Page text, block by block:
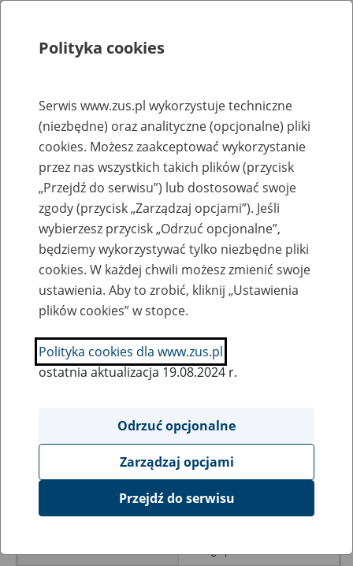
Rejestry, ewidencje i archiwa
Baza zlikwidowanych lub
przekształconych zakładów pracy
Nazwa zakładu pracy:
SZUKAJ
Ukryj wszystkie pozycje bazy
Przedsiębiorstwo Budowy Tras
Polityka cookies
Serwis www.zus.pl wykorzystuje techniczne
(niezbędne) oraz analityczne (opcjonalne) pliki
cookies. Możesz zaakceptować wykorzystanie
przez nas wszystkich takich plików (przycisk
„Przejdź do serwisu”) lub dostosować swoje
zgody (przycisk „Zarządzaj opcjami”). Jeśli
wybierzesz przycisk „Odrzuć opcjonalne”,
będziemy wykorzystywać tylko niezbędne pliki
cookies. W każdej chwili możesz zmienić swoje
ustawienia. Aby to zrobić, kliknij „Ustawienia
plików cookies” w stopce.
Polityka cookies dla www.zus.pl
ostatnia aktualizacja 19.08.2024 r.
Odrzuć opcjonalne
Zarządzaj opcjami
Przejdź do serwisu